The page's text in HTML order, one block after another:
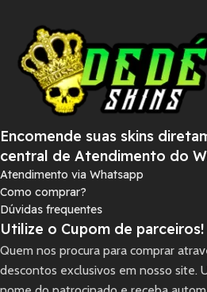
Encomende suas skins
central de Atendimento do
Atendimento via Whatsapp
Como comprar?
Dúvidas frequentes
Utilize o Cupom de parceiros!
Quem nos procura para comprar
descontos exclusivos em nosso site.